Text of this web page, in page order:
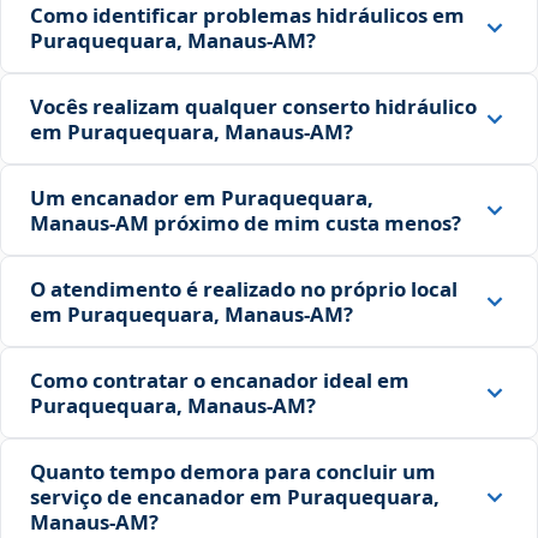
Como identificar problemas hidráulicos em
Puraquequara, Manaus‑AM?
Vocês realizam qualquer conserto hidráulico
em Puraquequara, Manaus‑AM?
Um encanador em Puraquequara,
Manaus‑AM próximo de mim custa menos?
O atendimento é realizado no próprio local
em Puraquequara, Manaus‑AM?
Como contratar o encanador ideal em
Puraquequara, Manaus‑AM?
Quanto tempo demora para concluir um
serviço de encanador em Puraquequara,
Manaus‑AM?